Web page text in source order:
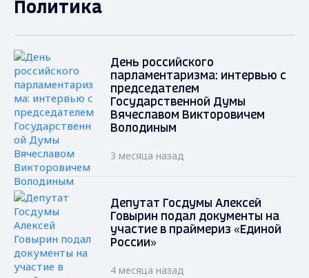
Политика
День российского
парламентаризма: интервью с
председателем
Государственной Думы
Вячеславом Викторовичем
Володиным
3 месяца назад
Депутат Госдумы Алексей
Говырин подал документы на
участие в праймериз «Единой
России»
4 месяца назад